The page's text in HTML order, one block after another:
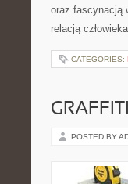
oraz fascynacją
relacją
CATEGORIES:
GRAFFITI
POSTED BY